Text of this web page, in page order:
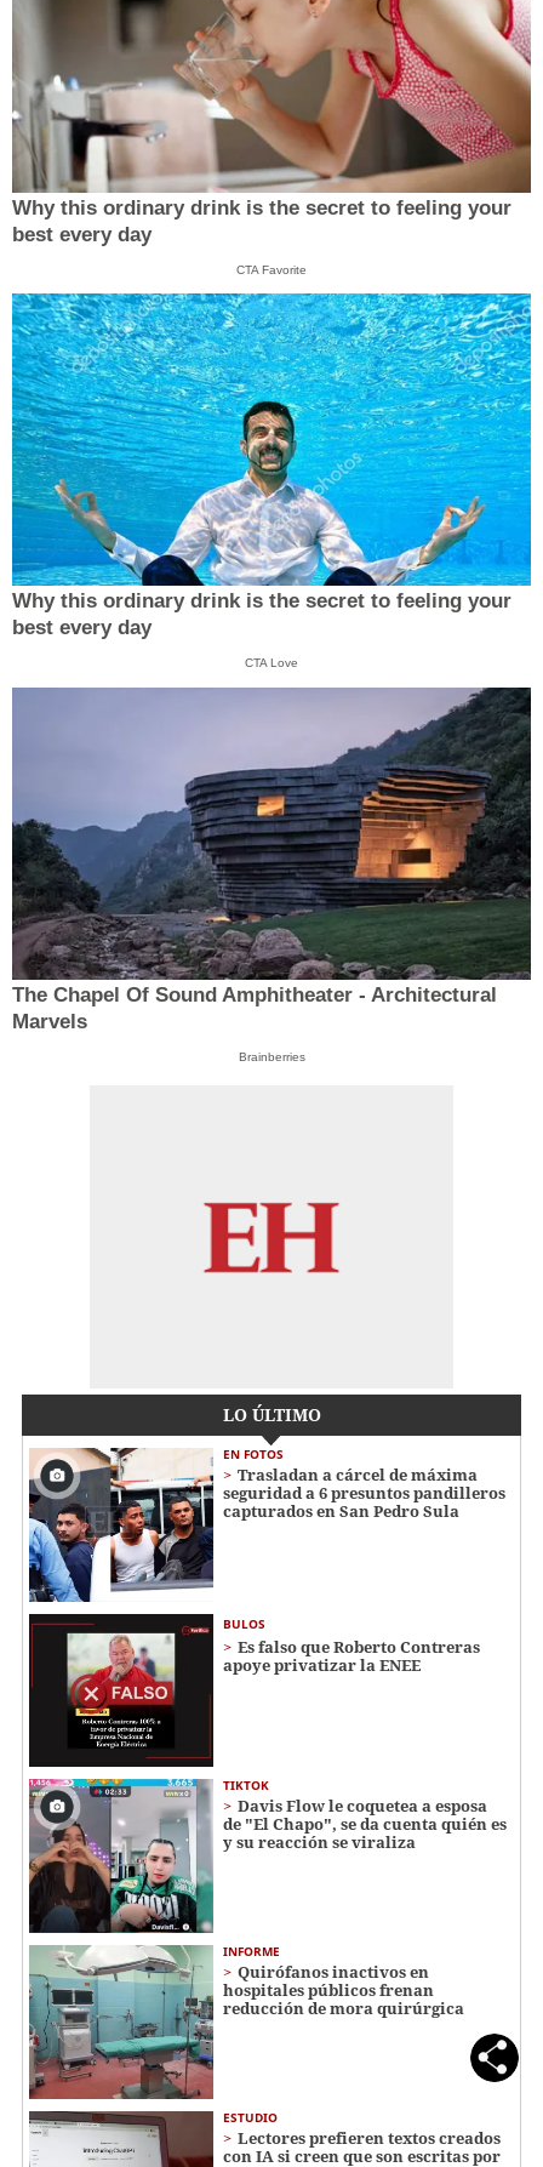
Why this ordinary drink is the secret to feeling your
best every day
CTA Favorite
Why this ordinary drink is the secret to feeling your
best every day
CTA Love
The Chapel Of Sound Amphitheater - Architectural
Marvels
Brainberries
LO ÚLTIMO
EN FOTOS
Trasladan a cárcel de máxima
seguridad a 6 presuntos pandilleros
capturados en San Pedro Sula
BULOS
Es falso que Roberto Contreras
apoye privatizar la ENEE
TIKTOK
Davis Flow le coquetea a esposa
de "El Chapo", se da cuenta quién es
y su reacción se viraliza
INFORME
Quirófanos inactivos en
hospitales públicos frenan
reducción de mora quirúrgica
ESTUDIO
Lectores prefieren textos creados
con IA si creen que son escritas por